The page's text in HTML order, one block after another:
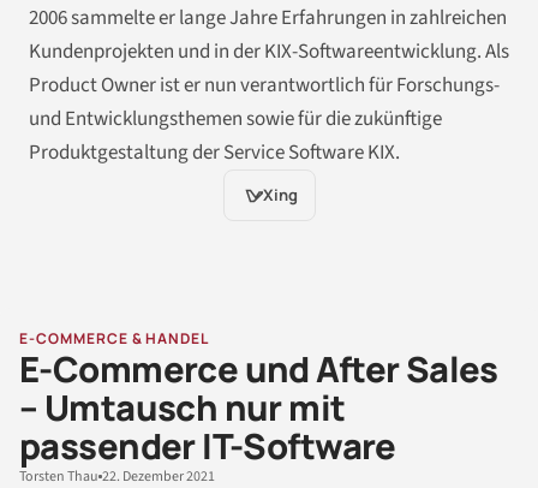
2006 sammelte er lange Jahre Erfahrungen in zahlreichen
Kundenprojekten und in der KIX-Softwareentwicklung. Als
Product Owner ist er nun verantwortlich für Forschungs-
und Entwicklungsthemen sowie für die zukünftige
Produktgestaltung der Service Software KIX.
Xing
E-COMMERCE & HANDEL
E-Commerce und After Sales
– Umtausch nur mit
passender IT-Software
Torsten Thau 22. Dezember 2021